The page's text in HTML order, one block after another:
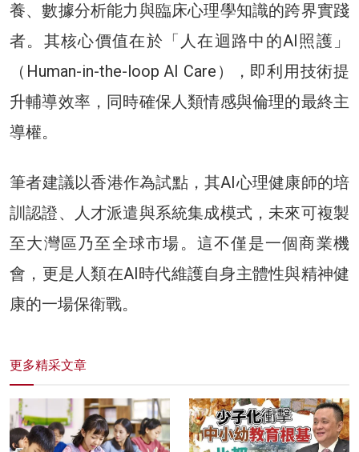
養、數據分析能力與臨床心理學知識的跨界實踐
者。其核心價值在於「人在迴路中的AI照護」
（Human-in-the-loop AI Care），即利用技術提
升輔導效率，同時確保人類情感與倫理的最終主
導權。
筆者建議以香港作為試點，其AI心理健康師的培
訓認證、人才派遣與系統集成模式，未來可複製
至大灣區乃至全球市場。這不僅是一個商業機
會，更是人類在AI時代維護自身主體性與精神健
康的一場保衛戰。
更多精采文章